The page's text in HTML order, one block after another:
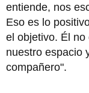
entiende, nos
Eso es lo
el objetivo. Él
nuestro espacio
compañero".